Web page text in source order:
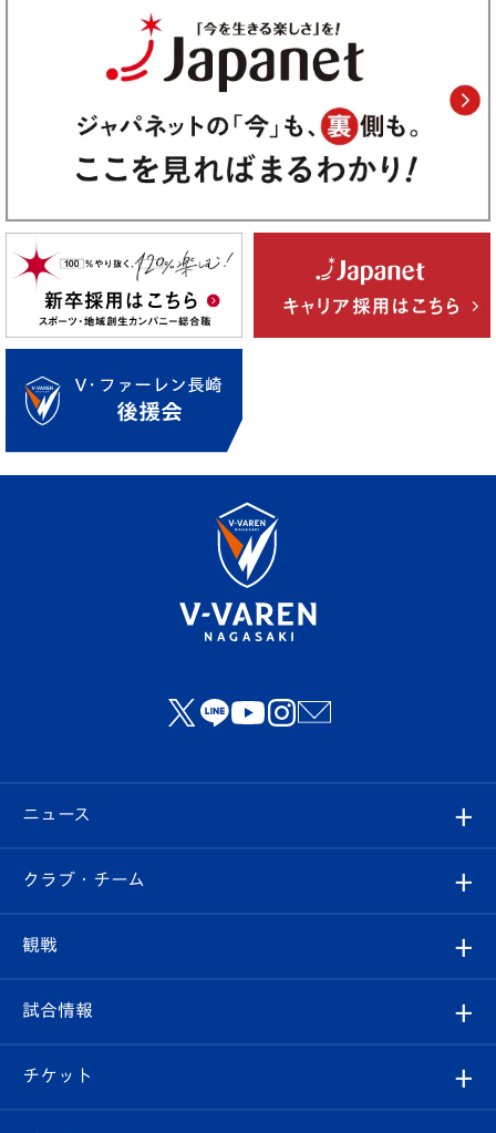
ニュース
すべて
クラブ
試合情報
クラブ・チーム
クラブ概要
エンブレム紹介
観戦
観戦ルール
はじめての観戦ガイド
試合情報
試合日程/結果
チケット